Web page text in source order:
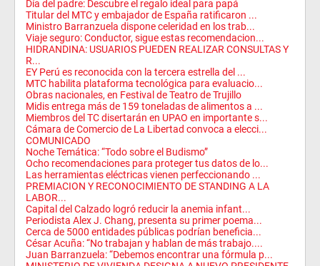
Día del padre: Descubre el regalo ideal para papá
Titular del MTC y embajador de España ratificaron ...
Ministro Barranzuela dispone celeridad en los trab...
Viaje seguro: Conductor, sigue estas recomendacion...
HIDRANDINA: USUARIOS PUEDEN REALIZAR CONSULTAS Y
R...
EY Perú es reconocida con la tercera estrella del ...
MTC habilita plataforma tecnológica para evaluacio...
Obras nacionales, en Festival de Teatro de Trujillo
Midis entrega más de 159 toneladas de alimentos a ...
Miembros del TC disertarán en UPAO en importante s...
Cámara de Comercio de La Libertad convoca a elecci...
COMUNICADO
Noche Temática: “Todo sobre el Budismo”
Ocho recomendaciones para proteger tus datos de lo...
Las herramientas eléctricas vienen perfeccionando ...
PREMIACION Y RECONOCIMIENTO DE STANDING A LA
LABOR...
Capital del Calzado logró reducir la anemia infant...
Periodista Alex J. Chang, presenta su primer poema...
Cerca de 5000 entidades públicas podrían beneficia...
César Acuña: “No trabajan y hablan de más trabajo....
Juan Barranzuela: “Debemos encontrar una fórmula p...